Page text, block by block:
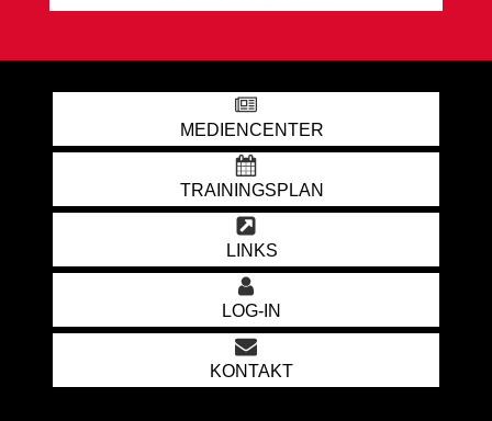
MEDIENCENTER
TRAININGSPLAN
LINKS
LOG-IN
KONTAKT